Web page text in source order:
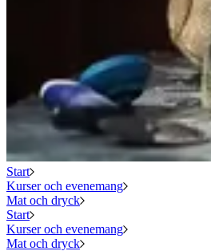
Start
Kurser och evenemang
Mat och dryck
Start
Kurser och evenemang
Mat och dryck